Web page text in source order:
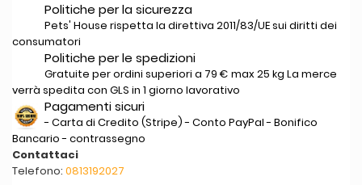
Politiche per la sicurezza
Pets' House rispetta la direttiva 2011/83/UE sui diritti dei
consumatori
Politiche per le spedizioni
Gratuite per ordini superiori a 79 € max 25 kg La merce
verrà spedita con GLS in 1 giorno lavorativo
Pagamenti sicuri
- Carta di Credito (Stripe) - Conto PayPal - Bonifico
Bancario - contrassegno
Contattaci
Telefono: 0813192027